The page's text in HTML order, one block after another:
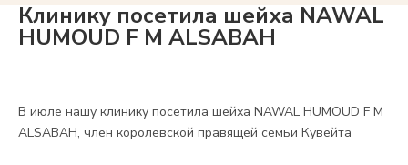
Клинику посетила шейха NAWAL
HUMOUD F M ALSABAH
В июле нашу клинику посетила шейха NAWAL HUMOUD F M
ALSABAH, член королевской правящей семьи Кувейта